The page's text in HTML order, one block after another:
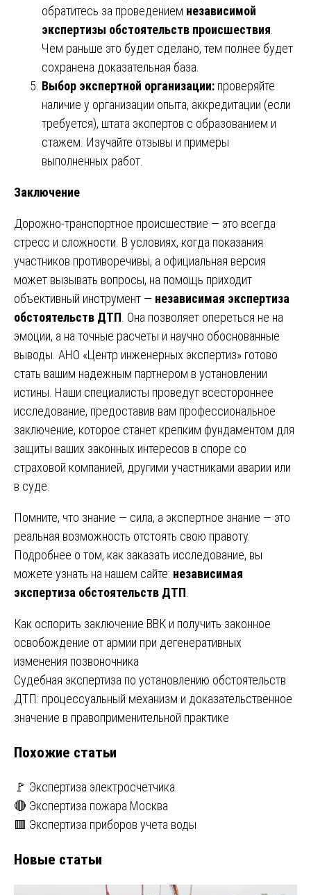
обратитесь за проведением независимой
экспертизы обстоятельств происшествия
Чем раньше это будет сделано, тем полнее будет
сохранена доказательная база.
Выбор экспертной организации: проверяйте
наличие у организации опыта, аккредитации (если
требуется), штата экспертов с образованием и
стажем. Изучайте отзывы и примеры
выполненных работ.
Заключение
Дорожно-транспортное происшествие — это всегда
стресс и сложности. В условиях, когда показания
участников противоречивы, а официальная версия
может вызывать вопросы, на помощь приходит
объективный инструмент — независимая экспертиза
обстоятельств ДТП . Она позволяет опереться не на
эмоции, а на точные расчеты и научно обоснованные
выводы. АНО «Центр инженерных экспертиз» готово
стать вашим надежным партнером в установлении
истины. Наши специалисты проведут всестороннее
исследование, предоставив вам профессиональное
заключение, которое станет крепким фундаментом для
защиты ваших законных интересов в споре со
страховой компанией, другими участниками аварии или
в суде.
Помните, что знание — сила, а экспертное знание — это
реальная возможность отстоять свою правоту.
Подробнее о том, как заказать исследование, вы
можете узнать на нашем сайте: независимая
экспертиза обстоятельств ДТП
Навигация
по
записям
Как оспорить заключение ВВК и получить законное
освобождение от армии при дегенеративных
изменения позвоночника
Судебная экспертиза по установлению обстоятельств
ДТП: процессуальный механизм и доказательственное
значение в правоприменительной практике
Похожие статьи
🚩 Экспертиза электросчетчика
🔴 Экспертиза пожара Москва
🟥 Экспертиза приборов учета воды
Новые статьи